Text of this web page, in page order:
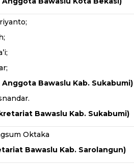
Bawaslu Kab. Sukabumi)
Bawaslu Kab. Sukabumi)
Oktaka
Bawaslu Kab. Sarolangun)